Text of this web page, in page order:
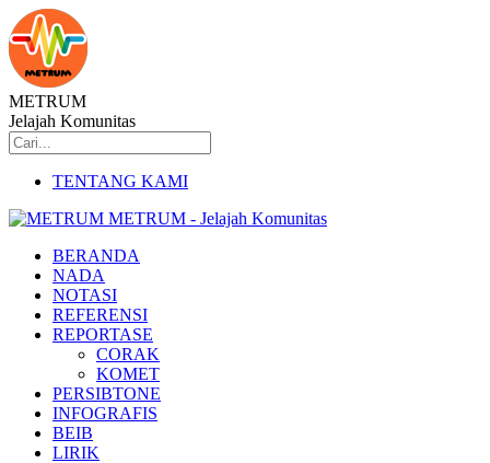
METRUM
Jelajah Komunitas
TENTANG KAMI
METRUM - Jelajah Komunitas
BERANDA
NADA
NOTASI
REFERENSI
REPORTASE
CORAK
KOMET
PERSIBTONE
INFOGRAFIS
BEIB
LIRIK